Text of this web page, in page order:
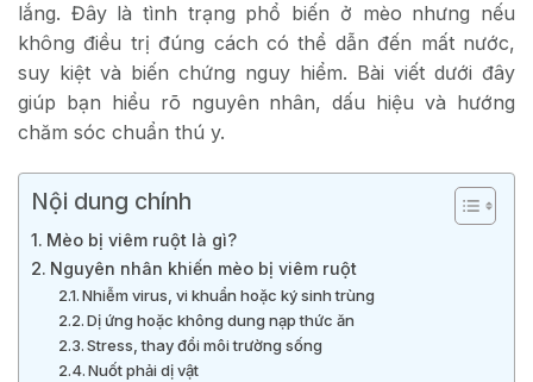
lắng. Đây là tình trạng phổ biến ở mèo nhưng nếu
không điều trị đúng cách có thể dẫn đến mất nước,
suy kiệt và biến chứng nguy hiểm. Bài viết dưới đây
giúp bạn hiểu rõ nguyên nhân, dấu hiệu và hướng
chăm sóc chuẩn thú y.
Nội dung chính
Mèo bị viêm ruột là gì?
Nguyên nhân khiến mèo bị viêm ruột
Nhiễm virus, vi khuẩn hoặc ký sinh trùng
Dị ứng hoặc không dung nạp thức ăn
Stress, thay đổi môi trường sống
Nuốt phải dị vật